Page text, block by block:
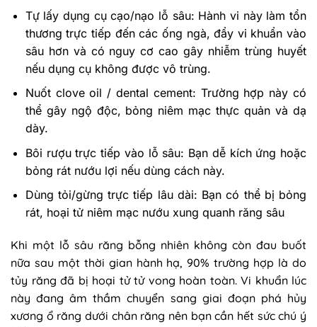
Tự lấy dụng cụ cạo/nạo lỗ sâu: Hành vi này làm tổn
thương trực tiếp đến các ống ngà, đẩy vi khuẩn vào
sâu hơn và có nguy cơ cao gây nhiễm trùng huyết
nếu dụng cụ không được vô trùng.
Nuốt clove oil / dental cement: Trường hợp này có
thể gây ngộ độc, bỏng niêm mạc thực quản và dạ
dày.
Bôi rượu trực tiếp vào lỗ sâu: Bạn dễ kích ứng hoặc
bỏng rát nướu lợi nếu dùng cách này.
Dùng tỏi/gừng trực tiếp lâu dài: Bạn có thể bị bỏng
rát, hoại tử niêm mạc nướu xung quanh răng sâu
Khi một lỗ sâu răng bỗng nhiên không còn đau buốt
nữa sau một thời gian hành hạ, 90% trường hợp là do
tủy răng đã bị hoại tử tử vong hoàn toàn. Vi khuẩn lúc
này đang âm thầm chuyển sang giai đoạn phá hủy
xương ổ răng dưới chân răng nên bạn cần hết sức chú ý